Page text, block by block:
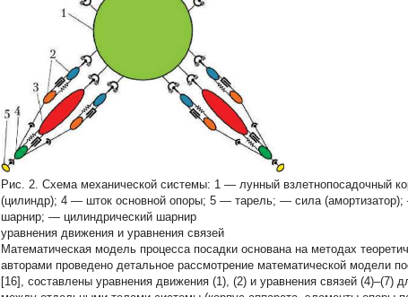
Рис. 2. Схема механической системы: 1 — лунный взлетнопосадочный
(цилиндр); 4 — шток основной опоры; 5 — тарель; — сила
шарнир; — цилиндрический шарнир
уравнения движения и уравнения связей
Математическая модель процесса посадки основана на методах
авторами проведено детальное рассмотрение математической модели
[16], составлены уравнения движения (1), (2) и уравнения связей (4)–(7)